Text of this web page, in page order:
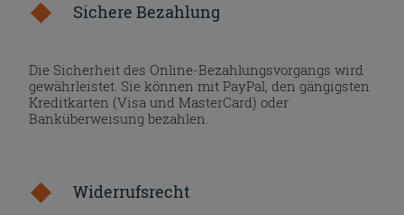
Sichere Bezahlung
Die Sicherheit des Online-Bezahlungsvorgangs wird
gewährleistet. Sie können mit PayPal, den gängigsten
Kreditkarten (Visa und MasterCard) oder
Banküberweisung bezahlen.
Widerrufsrecht